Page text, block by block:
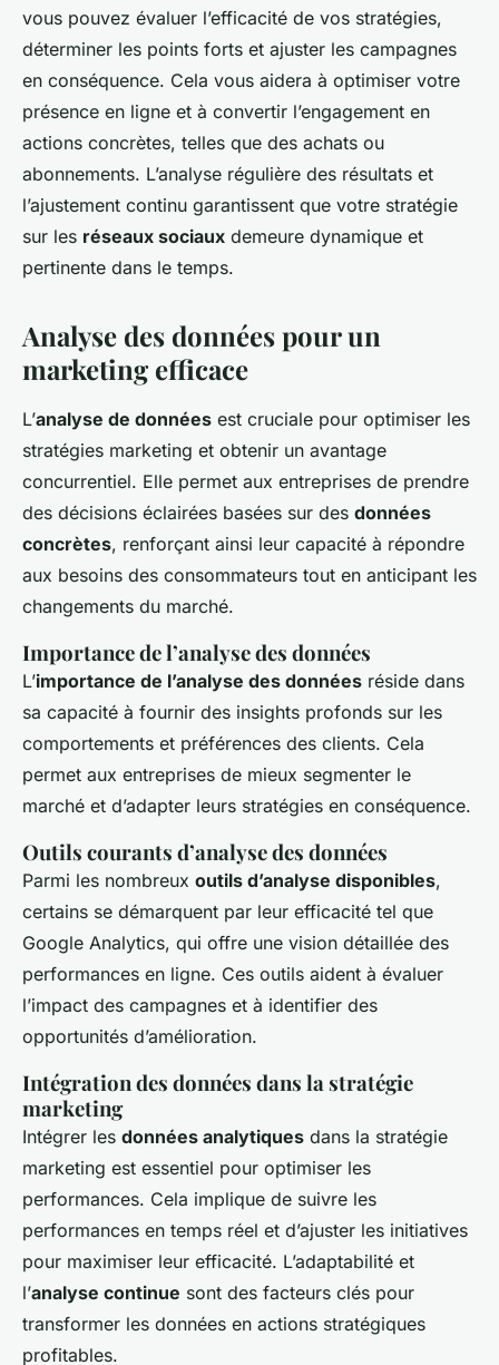
vous pouvez évaluer l’efficacité de vos stratégies,
déterminer les points forts et ajuster les campagnes
en conséquence. Cela vous aidera à optimiser votre
présence en ligne et à convertir l’engagement en
actions concrètes, telles que des achats ou
abonnements. L’analyse régulière des résultats et
l’ajustement continu garantissent que votre stratégie
sur les réseaux sociaux demeure dynamique et
pertinente dans le temps.
Analyse des données pour un
marketing efficace
L’analyse de données est cruciale pour optimiser les
stratégies marketing et obtenir un avantage
concurrentiel. Elle permet aux entreprises de prendre
des décisions éclairées basées sur des données
concrètes, renforçant ainsi leur capacité à répondre
aux besoins des consommateurs tout en anticipant les
changements du marché.
Importance de l’analyse des données
L’importance de l’analyse des données réside dans
sa capacité à fournir des insights profonds sur les
comportements et préférences des clients. Cela
permet aux entreprises de mieux segmenter le
marché et d’adapter leurs stratégies en conséquence.
Outils courants d’analyse des données
Parmi les nombreux outils d’analyse disponibles,
certains se démarquent par leur efficacité tel que
Google Analytics, qui offre une vision détaillée des
performances en ligne. Ces outils aident à évaluer
l’impact des campagnes et à identifier des
opportunités d’amélioration.
Intégration des données dans la stratégie
marketing
Intégrer les données analytiques dans la stratégie
marketing est essentiel pour optimiser les
performances. Cela implique de suivre les
performances en temps réel et d’ajuster les initiatives
pour maximiser leur efficacité. L’adaptabilité et
l’analyse continue sont des facteurs clés pour
transformer les données en actions stratégiques
profitables.